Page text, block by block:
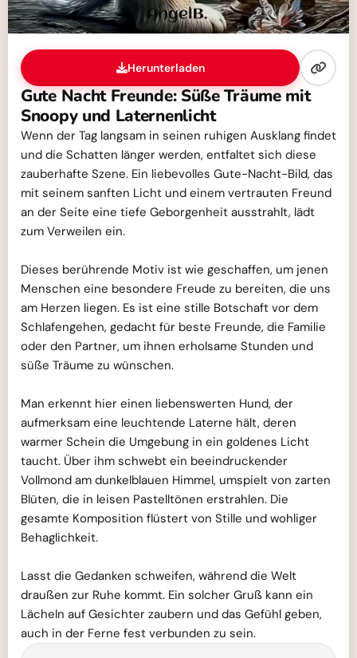
Herunterladen
Gute Nacht Freunde: Süße Träume mit
Snoopy und Laternenlicht
Wenn der Tag langsam in seinen ruhigen Ausklang findet
und die Schatten länger werden, entfaltet sich diese
zauberhafte Szene. Ein liebevolles Gute-Nacht-Bild, das
mit seinem sanften Licht und einem vertrauten Freund
an der Seite eine tiefe Geborgenheit ausstrahlt, lädt
zum Verweilen ein.
Dieses berührende Motiv ist wie geschaffen, um jenen
Menschen eine besondere Freude zu bereiten, die uns
am Herzen liegen. Es ist eine stille Botschaft vor dem
Schlafengehen, gedacht für beste Freunde, die Familie
oder den Partner, um ihnen erholsame Stunden und
süße Träume zu wünschen.
Man erkennt hier einen liebenswerten Hund, der
aufmerksam eine leuchtende Laterne hält, deren
warmer Schein die Umgebung in ein goldenes Licht
taucht. Über ihm schwebt ein beeindruckender
Vollmond am dunkelblauen Himmel, umspielt von zarten
Blüten, die in leisen Pastelltönen erstrahlen. Die
gesamte Komposition flüstert von Stille und wohliger
Behaglichkeit.
Lasst die Gedanken schweifen, während die Welt
draußen zur Ruhe kommt. Ein solcher Gruß kann ein
Lächeln auf Gesichter zaubern und das Gefühl geben,
auch in der Ferne fest verbunden zu sein.